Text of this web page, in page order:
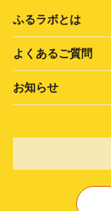
ふるラボとは
よくあるご質問
お知らせ